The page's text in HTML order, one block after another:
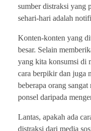
sumber distraksi yang
sehari-hari adalah
Konten-konten yang
besar. Selain
yang kita konsumsi di
cara berpikir dan juga
beberapa orang
ponsel daripada
Lantas, apakah ada
distraksi dari media